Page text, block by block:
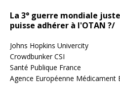
La 3° guerre mondiale
puisse adhérer à l'OTAN ?/
Johns Hopkins Univercity
Crowdbunker CSI
Santé Publique France
Agence Européenne Médicament